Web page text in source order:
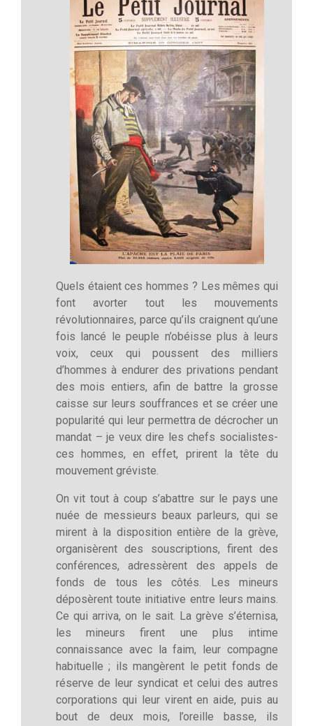
Quels étaient ces hommes ? Les mêmes qui
font avorter tout les mouvements
révolutionnaires, parce qu’ils craignent qu’une
fois lancé le peuple n’obéisse plus à leurs
voix, ceux qui poussent des milliers
d’hommes à endurer des privations pendant
des mois entiers, afin de battre la grosse
caisse sur leurs souffrances et se créer une
popularité qui leur permettra de décrocher un
mandat – je veux dire les chefs socialistes-
ces hommes, en effet, prirent la tête du
mouvement gréviste.
On vit tout à coup s’abattre sur le pays une
nuée de messieurs beaux parleurs, qui se
mirent à la disposition entière de la grève,
organisèrent des souscriptions, firent des
conférences, adressèrent des appels de
fonds de tous les côtés. Les mineurs
déposèrent toute initiative entre leurs mains.
Ce qui arriva, on le sait. La grève s’éternisa,
les mineurs firent une plus intime
connaissance avec la faim, leur compagne
habituelle ; ils mangèrent le petit fonds de
réserve de leur syndicat et celui des autres
corporations qui leur virent en aide, puis au
bout de deux mois, l’oreille basse, ils